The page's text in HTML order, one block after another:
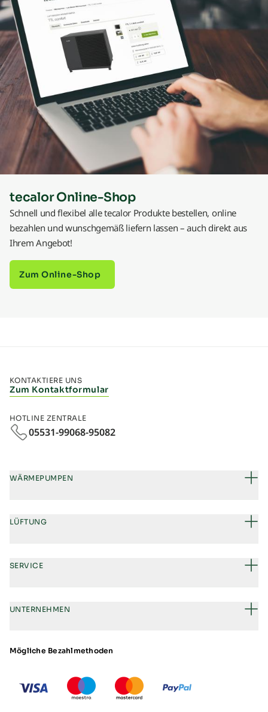
tecalor Online-Shop
Schnell und flexibel alle tecalor Produkte bestellen, online
bezahlen und wunschgemäß liefern lassen – auch direkt aus
Ihrem Angebot!
Zum Online-Shop
KONTAKTIERE UNS
Zum Kontaktformular
HOTLINE ZENTRALE
05531-99068-95082
WÄRMEPUMPEN
LÜFTUNG
SERVICE
UNTERNEHMEN
Mögliche Bezahlmethoden